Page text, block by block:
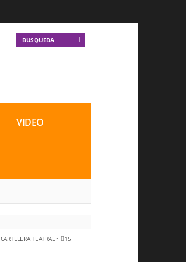
VIDEO
CARTELERA TEATRAL• 15